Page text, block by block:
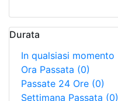
Durata
In qualsiasi momento
Ora Passata (0)
Passate 24 Ore (0)
Settimana Passata (0)